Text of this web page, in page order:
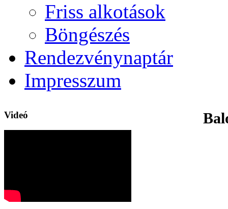
Friss alkotások
Böngészés
Rendezvénynaptár
Impresszum
Videó